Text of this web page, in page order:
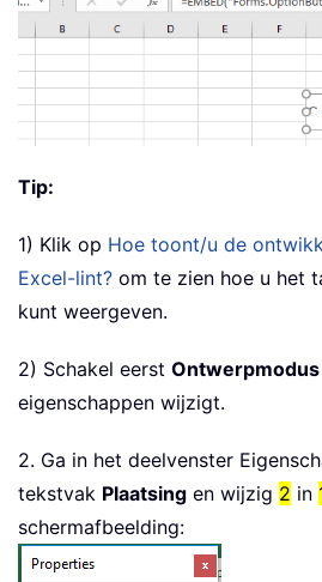
Tip:
1) Klik op Hoe toont/u de
Excel-lint? om te zien hoe u het
kunt weergeven.
2) Schakel eerst Ontwerpmodus
eigenschappen wijzigt.
2. Ga in het deelvenster
tekstvak Plaatsing en wijzig 2 in
schermafbeelding: